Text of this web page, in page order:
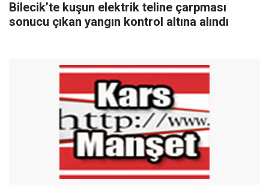
Bilecik’te kuşun elektrik teline çarpması
sonucu çıkan yangın kontrol altına alındı